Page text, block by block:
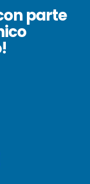
parte